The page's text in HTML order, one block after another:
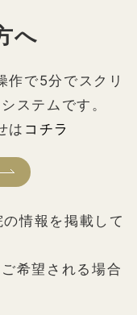
へ
作で5分でスクリ
ステムです。
は コチラ
情報を掲載して
希望される場合